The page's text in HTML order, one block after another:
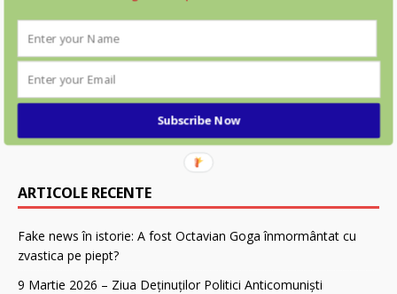
ARTICOLE RECENTE
Fake news în istorie: A fost Octavian Goga înmormântat cu
zvastica pe piept?
9 Martie 2026 – Ziua Deținuților Politici Anticomuniști
Subscribe Now